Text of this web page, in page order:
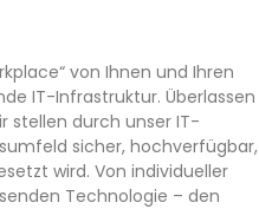
von Ihnen und Ihren
IT-Infrastruktur. Überlassen
stellen durch unser IT-
sicher, hochverfügbar,
wird. Von individueller
Technologie – den